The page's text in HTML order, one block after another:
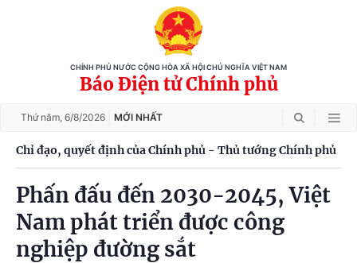
CHÍNH PHỦ NƯỚC CỘNG HÒA XÃ HỘI CHỦ NGHĨA VIỆT NAM
Báo Điện tử Chính phủ
Thứ năm, 6/8/2026 MỚI NHẤT
Chỉ đạo, quyết định của Chính phủ - Thủ tướng Chính phủ
Phấn đấu đến 2030-2045, Việt
Nam phát triển được công
nghiệp đường sắt